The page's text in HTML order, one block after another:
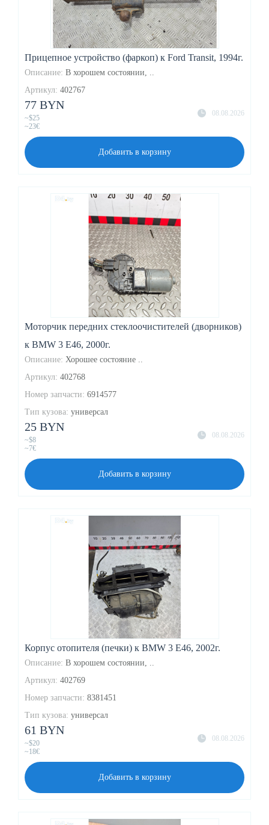
Прицепное устройство (фаркоп) к Ford Transit, 1994г.
Описание: В хорошем состоянии, ..
Артикул: 402767
08.08.2026
77 BYN
~$25
~23€
Добавить в корзину
Моторчик передних стеклоочистителей (дворников)
к BMW 3 E46, 2000г.
Описание: Хорошее состояние ..
Артикул: 402768
Номер запчасти: 6914577
Тип кузова: универсал
08.08.2026
25 BYN
~$8
~7€
Добавить в корзину
Корпус отопителя (печки) к BMW 3 E46, 2002г.
Описание: В хорошем состоянии, ..
Артикул: 402769
Номер запчасти: 8381451
Тип кузова: универсал
08.08.2026
61 BYN
~$20
~18€
Добавить в корзину